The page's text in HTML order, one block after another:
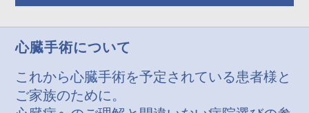
心臓手術について
これから心臓手術を予定されている患者様と
ご家族のために。